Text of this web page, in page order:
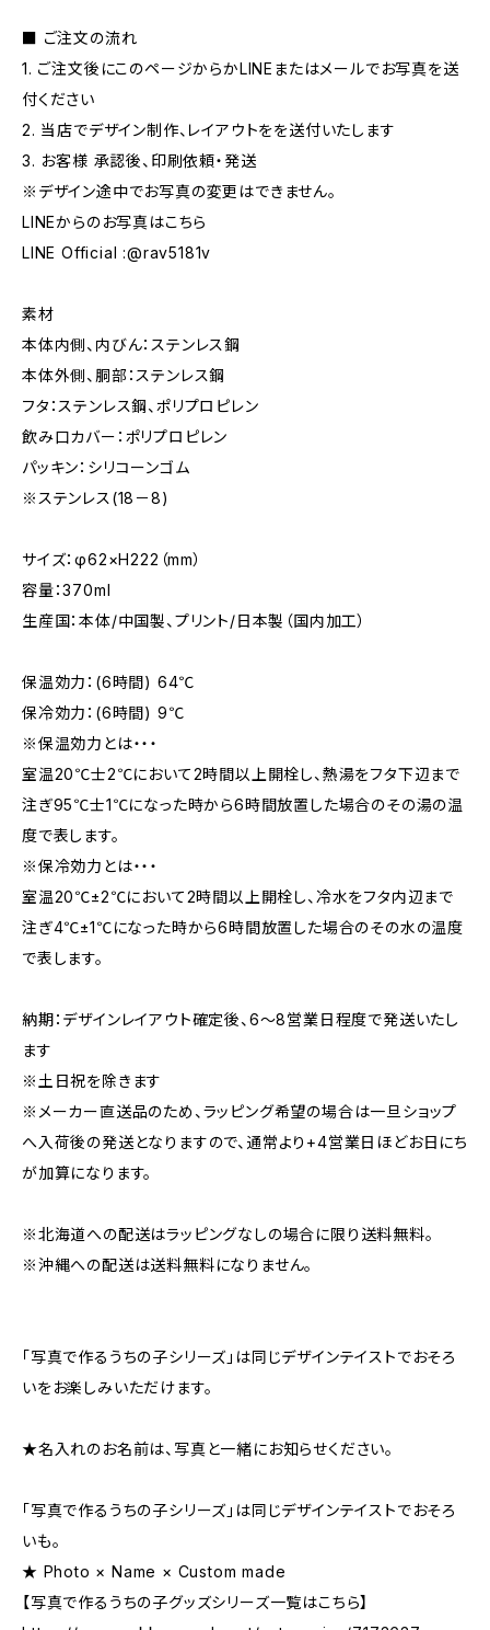
■ ご注文の流れ
1. ご注文後にこのページからかLINEまたはメールでお写真を送
付ください
2. 当店でデザイン制作、レイアウトをを送付いたします
3. お客様 承認後、印刷依頼・発送
※デザイン途中でお写真の変更はできません。
LINEからのお写真はこちら
LINE Official :@rav5181v
素材
本体内側、内びん：ステンレス鋼
本体外側、胴部：ステンレス鋼
フタ：ステンレス鋼、ポリプロピレン
飲み口カバー：ポリプロピレン
パッキン：シリコーンゴム
※ステンレス(18－8)
サイズ：φ62×H222（mm）
容量：370ml
生産国：本体/中国製、プリント/日本製（国内加工）
保温効力：(6時間) 64℃
保冷効力：(6時間) 9℃
※保温効力とは・・・
室温20℃士2℃において2時間以上開栓し、熱湯をフタ下辺まで
注ぎ95℃士1℃になった時から6時間放置した場合のその湯の温
度で表します。
※保冷効力とは・・・
室温20℃±2℃において2時間以上開栓し、冷水をフタ内辺まで
注ぎ4℃±1℃になった時から6時間放置した場合のその水の温度
で表します。
納期：デザインレイアウト確定後、6～8営業日程度で発送いたし
ます
※土日祝を除きます
※メーカー直送品のため、ラッピング希望の場合は一旦ショップ
へ入荷後の発送となりますので、通常より+4営業日ほどお日にち
が加算になります。
※北海道への配送はラッピングなしの場合に限り送料無料。
※沖縄への配送は送料無料になりません。
「写真で作るうちの子シリーズ」は同じデザインテイストでおそろ
いをお楽しみいただけます。
★名入れのお名前は、写真と一緒にお知らせください。
「写真で作るうちの子シリーズ」は同じデザインテイストでおそろ
いも。
★ Photo × Name × Custom made
【写真で作るうちの子グッズシリーズ一覧はこちら】